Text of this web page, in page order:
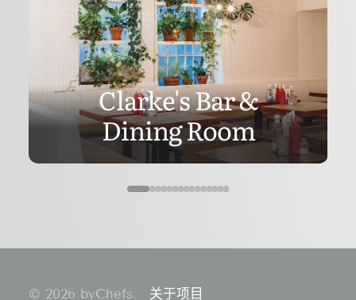
Clarke's Bar &
Dining Room
© 2026 byChefs. 关于项目